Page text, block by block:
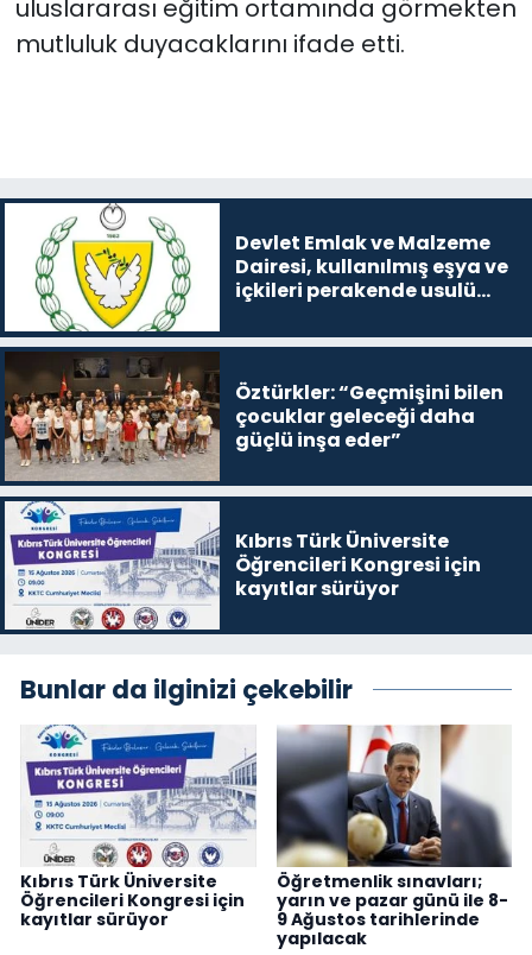
uluslararası eğitim ortamında görmekten
mutluluk duyacaklarını ifade etti.
Devlet Emlak ve Malzeme
Dairesi, kullanılmış eşya ve
içkileri perakende usulü
Öztürkler: “Geçmişini bilen
çocuklar geleceği daha
güçlü inşa eder”
Kıbrıs Türk Üniversite
Öğrencileri Kongresi için
kayıtlar sürüyor
Bunlar da ilginizi çekebilir
Kıbrıs Türk Üniversite
Öğrencileri Kongresi için
kayıtlar sürüyor
Öğretmenlik sınavları;
yarın ve pazar günü ile 8-
9 Ağustos tarihlerinde
yapılacak